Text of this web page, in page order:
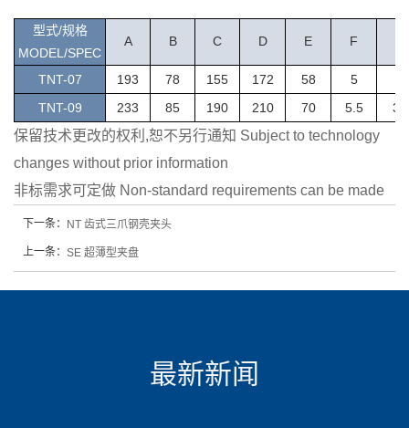
型式/规格
MODEL/SPEC
A B C D E F
TNT-07 193 78 155 172 58 5
TNT-09
233 85 190 210 70 5.5 3-
保留技术更改的权利,恕不另行通知 Subject to technology
changes without prior information
非标需求可定做 Non-standard requirements can be made
下一条： NT 齿式三爪钢壳夹头
上一条： SE 超薄型夹盘
最新新闻